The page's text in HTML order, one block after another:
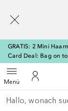
GRATIS: 2 Mini
Card Deal: Bag on
MenüMenü öffnen
Zu
Gehe zurück
Suche ausführen